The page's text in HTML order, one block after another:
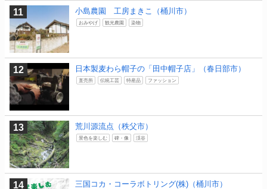
小島農園 工房まきこ（桶川市）
おみやげ 観光農園 染物
日本製麦わら帽子の「田中帽子店」（春日部市）
直売所 伝統工芸 特産品 ファッション
荒川源流点（秩父市）
景色を楽しむ 碑・像 渓谷
三国コカ・コーラボトリング(株)（桶川市）